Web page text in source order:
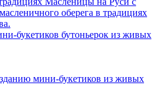
оберега в традициях
букетиков бутоньерок из живых
мини-букетиков из живых